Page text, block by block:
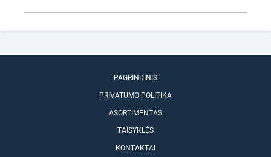
PAGRINDINIS
PRIVATUMO POLITIKA
ASORTIMENTAS
TAISYKLĖS
KONTAKTAI